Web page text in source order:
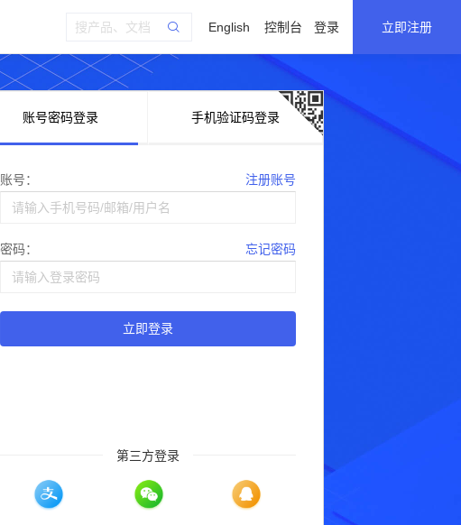
English 控制台 登录 立即注册
账号密码登录 手机验证码登录
账号： 注册账号
密码： 忘记密码
立即登录
第三方登录